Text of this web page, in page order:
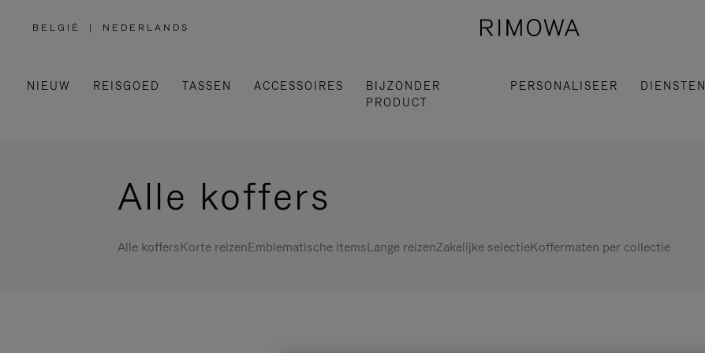
BELGIË
,
| NEDERLANDS
NIEUW REISGOED TASSEN ACCESSOIRES
BIJZONDER
PRODUCT
PERSONALISEER DIENSTEN
Alle koffers
Alle koffersKorte reizenEmblematische itemsLange reizenZakelijke selectieKoffermaten per collectie